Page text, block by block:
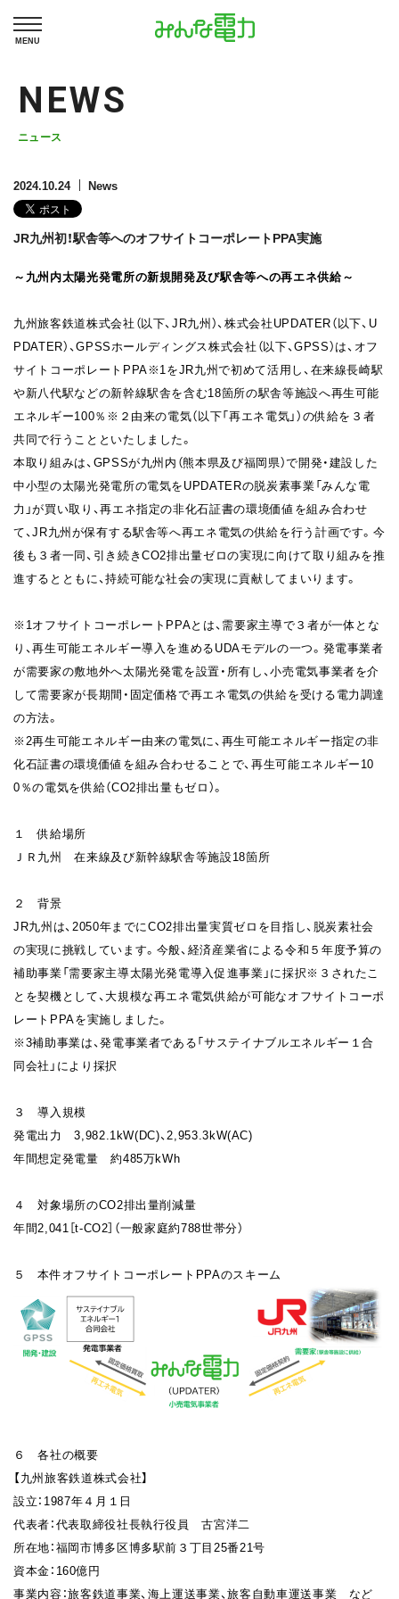
MENU
NEWS
ニュース
2024.10.24 News
JR九州初！駅舎等へのオフサイトコーポレートPPA実施
～九州内太陽光発電所の新規開発及び駅舎等への再エネ供給～
九州旅客鉄道株式会社（以下、JR九州）、株式会社UPDATER（以下、U
PDATER）、GPSSホールディングス株式会社（以下、GPSS）は、オフ
サイトコーポレートPPA※1をJR九州で初めて活用し、在来線長崎駅
や新八代駅などの新幹線駅舎を含む18箇所の駅舎等施設へ再生可能
エネルギー100％※２由来の電気（以下「再エネ電気」）の供給を３者
共同で行うことといたしました。
本取り組みは、GPSSが九州内（熊本県及び福岡県）で開発・建設した
中小型の太陽光発電所の電気をUPDATERの脱炭素事業「みんな電
力」が買い取り、再エネ指定の非化石証書の環境価値を組み合わせ
て、JR九州が保有する駅舎等へ再エネ電気の供給を行う計画です。今
後も３者一同、引き続きCO2排出量ゼロの実現に向けて取り組みを推
進するとともに、持続可能な社会の実現に貢献してまいります。
※1オフサイトコーポレートPPAとは、需要家主導で３者が一体とな
り、再生可能エネルギー導入を進めるUDAモデルの一つ。発電事業者
が需要家の敷地外へ太陽光発電を設置・所有し、小売電気事業者を介
して需要家が長期間・固定価格で再エネ電気の供給を受ける電力調達
の方法。
※2再生可能エネルギー由来の電気に、再生可能エネルギー指定の非
化石証書の環境価値を組み合わせることで、再生可能エネルギー10
0％の電気を供給（CO2排出量もゼロ）。
１ 供給場所
ＪＲ九州 在来線及び新幹線駅舎等施設18箇所
２ 背景
JR九州は、2050年までにCO2排出量実質ゼロを目指し、脱炭素社会
の実現に挑戦しています。今般、経済産業省による令和５年度予算の
補助事業「需要家主導太陽光発電導入促進事業」に採択※３されたこ
とを契機として、大規模な再エネ電気供給が可能なオフサイトコーポ
レートPPAを実施しました。
※3補助事業は、発電事業者である「サステイナブルエネルギー１合
同会社」により採択
３ 導入規模
発電出力 3,982.1kW(DC)、2,953.3kW(AC)
年間想定発電量 約485万kWh
４ 対象場所のCO2排出量削減量
年間2,041［t-CO2］（一般家庭約788世帯分）
５ 本件オフサイトコーポレートPPAのスキーム
６ 各社の概要
【九州旅客鉄道株式会社】
設立：1987年４月１日
代表者：代表取締役社長執行役員 古宮洋二
所在地：福岡市博多区博多駅前３丁目25番21号
資本金：160億円
事業内容：旅客鉄道事業、海上運送事業、旅客自動車運送事業 など